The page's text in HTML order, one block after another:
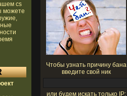
cs
можете
Чтобы узнать причину бана
введите свой ник
или будем искать только IP: